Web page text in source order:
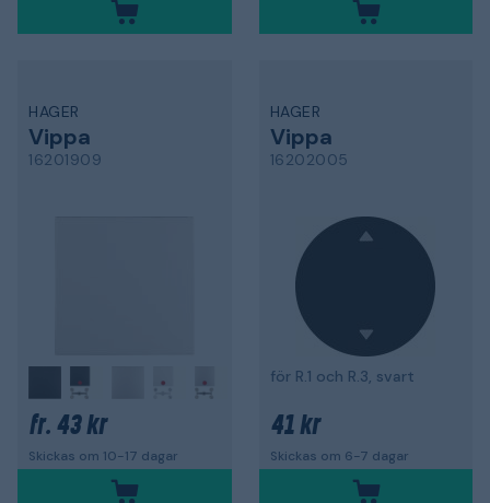
HAGER
Vippa
16201909
fr. 43 kr
Skickas om 10-17 dagar
HAGER
Vippa
16202005
för R.1 och R.3, svart
41 kr
Skickas om 6-7 dagar